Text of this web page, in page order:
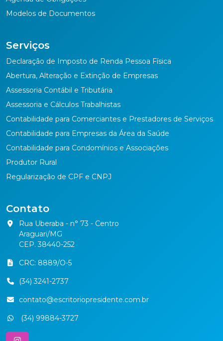
Modelos de Documentos
Serviços
Declaração de Imposto de Renda Pessoa Física
Abertura, Alteração e Extinção de Empresas
Assessoria Contábil e Tributária
Assessoria e Cálculos Trabalhistas
Contabilidade para Comerciantes e Prestadores de Serviços
Contabilidade para Empresas da Área da Saúde
Contabilidade para Condomínios e Associações
Produtor Rural
Regularização de CPF e CNPJ
Contato
Rua Uberaba - n° 73 - Centro
Araguari/MG
CEP. 38440-252
CRC: 8889/O-5
(34) 3241-2737
contato@escritoriopresidente.com.br
(34) 99884-3727